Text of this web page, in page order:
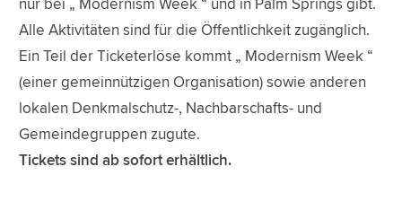
nur bei „ Modernism Week “ und in Palm Springs gibt.
Alle Aktivitäten sind für die Öffentlichkeit zugänglich.
Ein Teil der Ticketerlöse kommt „ Modernism Week “
(einer gemeinnützigen Organisation) sowie anderen
lokalen Denkmalschutz-, Nachbarschafts- und
Gemeindegruppen zugute.
Tickets sind ab sofort erhältlich.